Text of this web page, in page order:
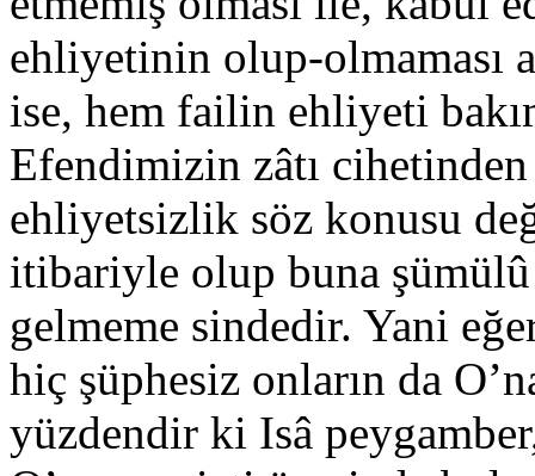
ehliyetinin olup-olmaması
ise, hem failin ehliyeti
Efendimizin zâtı
ehliyetsizlik söz konusu
itibariyle olup buna
gelmeme sindedir. Yani
hiç şüphesiz onların da
yüzdendir ki Isâ